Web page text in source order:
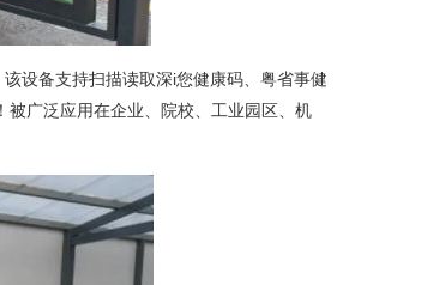
设备支持扫描读取深i您健康码、粤省事健
广泛应用在企业、院校、工业园区、机